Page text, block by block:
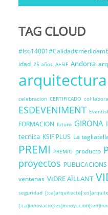
TAG CLOUD
idad 25 años A+SIF Andorra
arquitectura
celebracion CERTIFICADO
ESDEVENIMENT Eventisf
FORMACION futuro GIRONA
tecnica KSIF PLUS La
PREMI PREMIO producto
proyectos PUBLICACIONS
ventanas VIDRE AÏLLANT
seguridad